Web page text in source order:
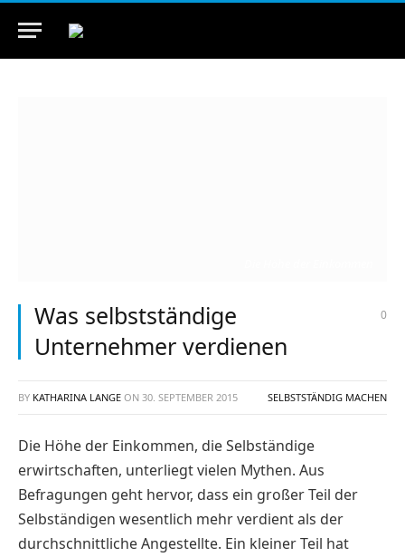
Was selbstständige
Unternehmer verdienen
0
BY KATHARINA LANGE ON 30. SEPTEMBER 2015 SELBSTSTÄNDIG MACHEN
Die Höhe der Einkommen, die Selbständige
erwirtschaften, unterliegt vielen Mythen. Aus
Befragungen geht hervor, dass ein großer Teil der
Selbständigen wesentlich mehr verdient als der
durchschnittliche Angestellte. Ein kleiner Teil hat